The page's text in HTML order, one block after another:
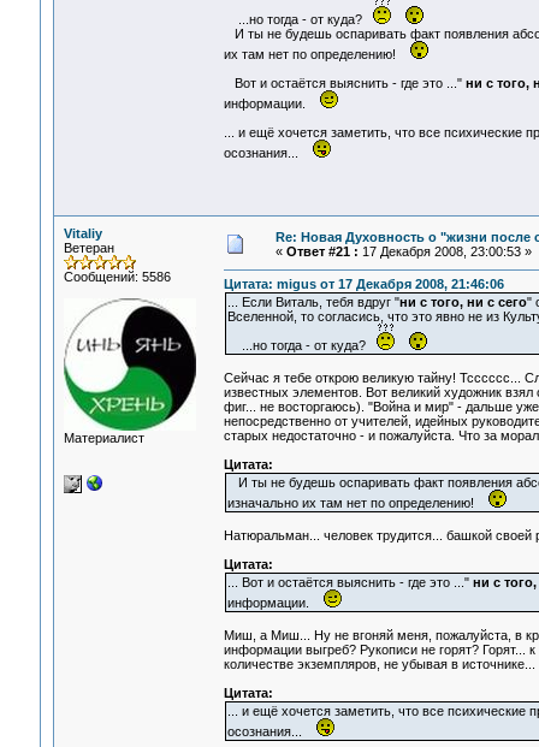
...но тогда - от куда?
И ты не будешь оспаривать факт появления
их там нет по определению!
Вот и остаётся выяснить - где это ..." ни с того,
информации.
... и ещё хочется заметить, что все психические
осознания...
Vitaliy
Ветеран
Сообщений: 5586
Материалист
Re: Новая Духовность о "жизни после
« Ответ #21 : 17 Декабря 2008, 23:00:53 »
Цитата: migus от 17 Декабря 2008, 21:46:06
... Если Виталь, тебя вдруг "ни с того, ни с сего"
Вселенной, то согласись, что это явно не из
...но тогда - от куда?
Сейчас я тебе открою великую тайну! Тсссссс...
известных элементов. Вот великий художник
фиг... не восторгаюсь). "Война и мир" - дальше
непосредственно от учителей, идейных
старых недостаточно - и пожалуйста. Что за
Цитата:
И ты не будешь оспаривать факт появления
изначально их там нет по определению!
Натюральман... человек трудится... башкой своей
Цитата:
... Вот и остаётся выяснить - где это ..." ни с
информации.
Миш, а Миш... Ну не вгоняй меня, пожалуйста, в
информации выгреб? Рукописи не горят?
количестве экземпляров, не убывая в
Цитата:
... и ещё хочется заметить, что все психические
осознания...